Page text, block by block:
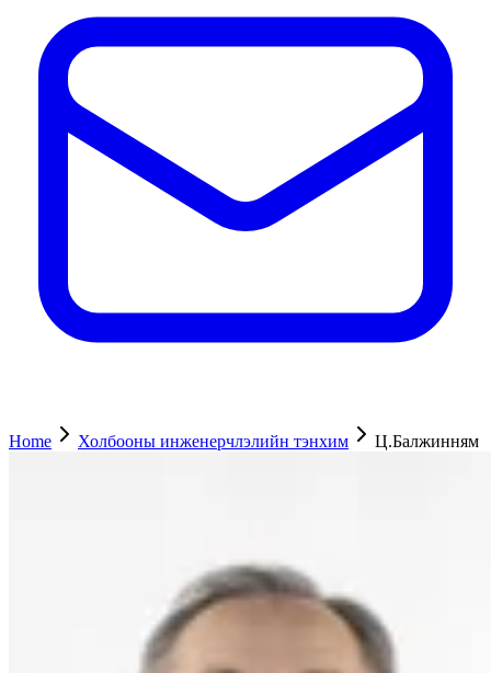
Home Холбооны инженерчлэлийн тэнхим Ц.Балжинням